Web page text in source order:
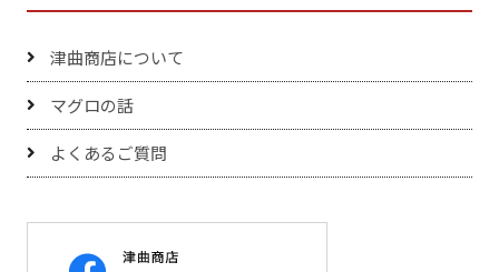
津曲商店について
マグロの話
よくあるご質問